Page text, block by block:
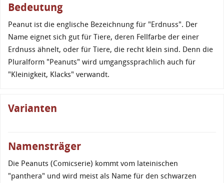
Bedeutung
Peanut ist die englische Bezeichnung für "Erdnuss". Der
Name eignet sich gut für Tiere, deren Fellfarbe der einer
Erdnuss ähnelt, oder für Tiere, die recht klein sind. Denn die
Pluralform "Peanuts" wird umgangssprachlich auch für
"Kleinigkeit, Klacks" verwandt.
Varianten
Namensträger
Die Peanuts (Comicserie) kommt vom lateinischen
"panthera" und wird meist als Name für den schwarzen